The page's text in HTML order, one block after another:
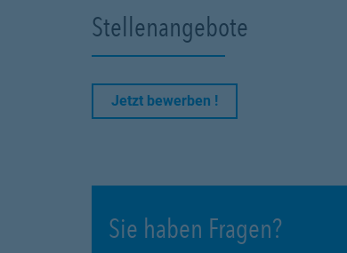
Stellenangebote
Jetzt bewerben !Link Opens in New
Sie haben Fragen?